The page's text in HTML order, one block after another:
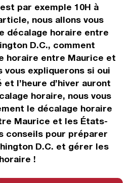
par exemple 10H à
nous allons vous
décalage horaire entre
D.C., comment
horaire entre Maurice et
vous expliquerons si oui
et l’heure d’hiver auront
horaire, nous vous
le décalage horaire
Maurice et les États-
conseils pour préparer
D.C. et gérer les
!